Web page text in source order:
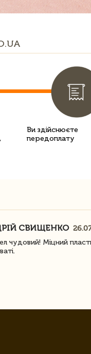
Ви здійснюєте
передоплату
СВИЩЕНКО
чудовий! Міцний